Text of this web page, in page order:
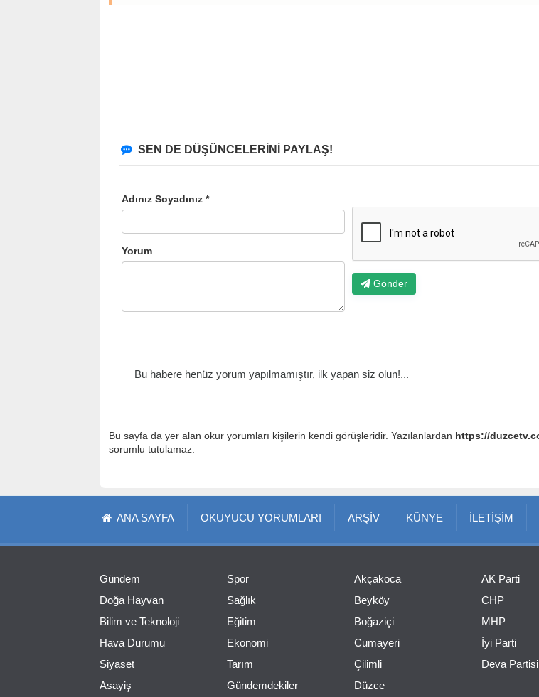
SEN DE DÜŞÜNCELERİNİ PAYLAŞ!
Adınız Soyadınız *
Yorum
Gönder
Bu habere henüz yorum yapılmamıştır, ilk yapan siz olun!...
Bu sayfa da yer alan okur yorumları kişilerin kendi görüşleridir. Yazılanlardan https://
sorumlu tutulamaz.
ANA SAYFA OKUYUCU YORUMLARI ARŞİV KÜNYE İLETİŞİM
Gündem
Doğa Hayvan
Bilim ve Teknoloji
Hava Durumu
Siyaset
Asayiş
Spor
Sağlık
Eğitim
Ekonomi
Tarım
Gündemdekiler
Akçakoca
Beyköy
Boğaziçi
Cumayeri
Çilimli
Düzce
AK Parti
CHP
MHP
İyi Parti
Deva Partisi